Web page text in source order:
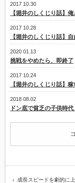
2017 10.30
【堀井のしくじり話】
2017 10.28
【堀井のしくじり話】
2020 01.13
挑戦をやめたら、即終了
2017 10.24
【堀井のしくじり話】
2018 08.02
ドン底で貧乏の子供時
成長スピードを劇的に